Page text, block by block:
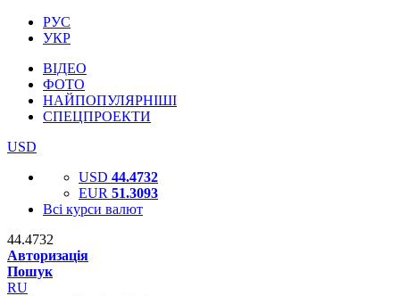
РУС
УКР
ВІДЕО
ФОТО
НАЙПОПУЛЯРНІШІ
СПЕЦПРОЕКТИ
USD
USD 44.4732
EUR 51.3093
Всі курси валют
44.4732
Авторизація
Пошук
RU